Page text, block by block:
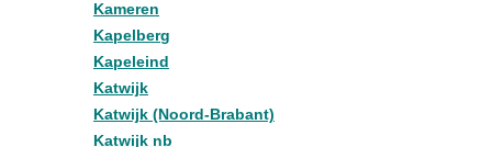
Kameren
Kapelberg
Kapeleind
Katwijk
Katwijk (Noord-Brabant)
Katwijk nb